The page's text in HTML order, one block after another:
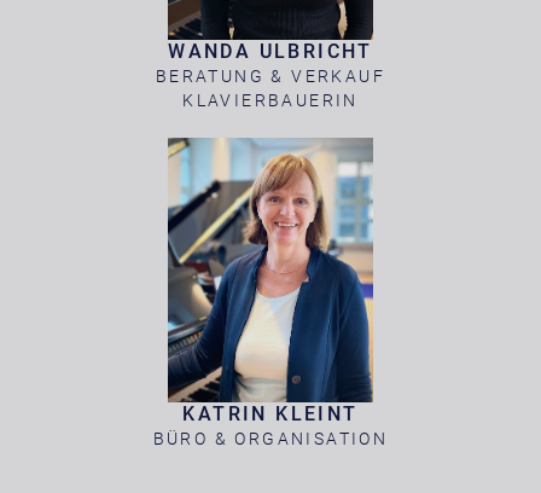
WANDA ULBRICHT
BERATUNG & VERKAUF
KLAVIERBAUERIN
KATRIN KLEINT
BÜRO & ORGANISATION